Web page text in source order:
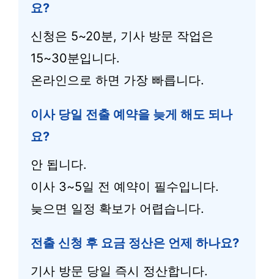
요?
신청은 5~20분, 기사 방문 작업은
15~30분입니다.
온라인으로 하면 가장 빠릅니다.
이사 당일 전출 예약을 늦게 해도 되나
요?
안 됩니다.
이사 3~5일 전 예약이 필수입니다.
늦으면 일정 확보가 어렵습니다.
전출 신청 후 요금 정산은 언제 하나요?
기사 방문 당일 즉시 정산합니다.